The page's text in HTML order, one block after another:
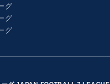
グ
グ
グ